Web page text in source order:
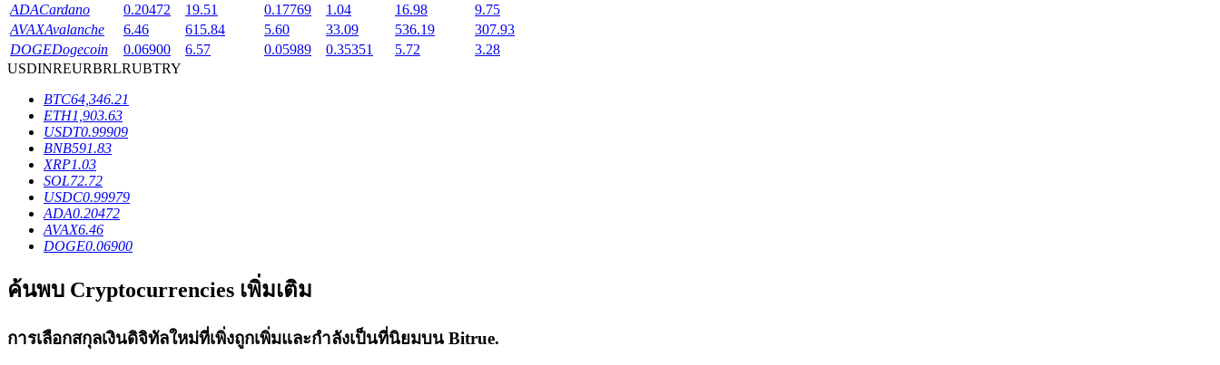
การเซ้งแบบยืดหยุ่นเพื่อรับโทเคนยอดนิยม
การล็อค BTR
การลงทุนพิเศษสำหรับผู้ถือ BTR
ADACardano 0.20472 19.51 0.17769 1.04 16.98
9.75
AVAXAvalanche 6.46 615.84 5.60 33.09 536.19
307.93
DOGEDogecoin 0.06900 6.57 0.05989 0.35351 5.72
3.28
USDINREURBRLRUBTRY
BTC64,346.21
ETH1,903.63
USDT0.99909
BNB591.83
XRP1.03
SOL72.72
USDC0.99979
ADA0.20472
AVAX6.46
DOGE0.06900
ค้นพบ Cryptocurrencies เพิ่มเติม
การเลือกสกุลเงินดิจิทัลใหม่ที่เพิ่งถูกเพิ่มและกำลังเป็นที่นิยมบน Bitrue.